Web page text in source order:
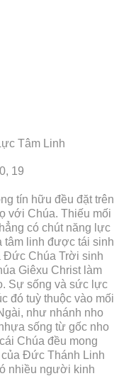
Tâm Linh
19
tín hữu đều đặt trên
với Chúa. Thiếu mối
có chút năng lực
tâm linh được tái sinh
Đức Chúa Trời sinh
Giêxu Christ làm
Sự sống và sức lực
đó tuỳ thuộc vào mối
như nhánh nho
sống từ gốc nho
Chúa đều mong
Đức Thánh Linh
nhiều người kinh